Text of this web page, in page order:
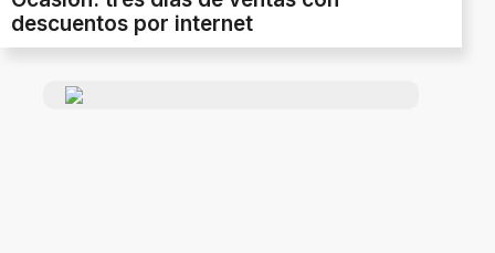
descuentos por internet